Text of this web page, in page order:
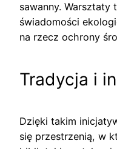
sawanny. Warsztaty
świadomości
na rzecz ochrony
Tradycja i
Dzięki takim
się przestrzenią, w